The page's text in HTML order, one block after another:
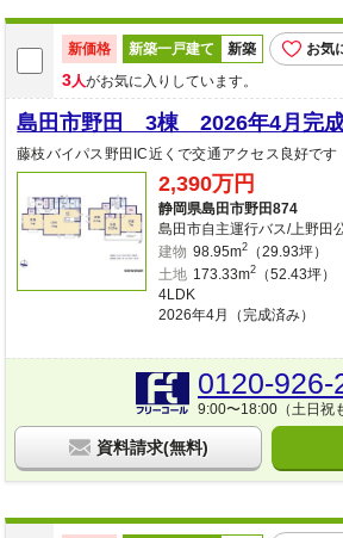
新価格 新築一戸建て 新築 お気
3人がお気に入りしています。
島田市野田 3棟 2026年4月完
藤枝バイパス野田IC近くで交通アクセス良好です
2,390万円
静岡県島田市野田874
島田市自主運行バス/上野田
建物 98.95m2（29.93坪）
土地 173.33m2（52.43坪）
4LDK
2026年4月（完成済み）
0120-926-
9:00〜18:00（土日祝
資料請求(無料)